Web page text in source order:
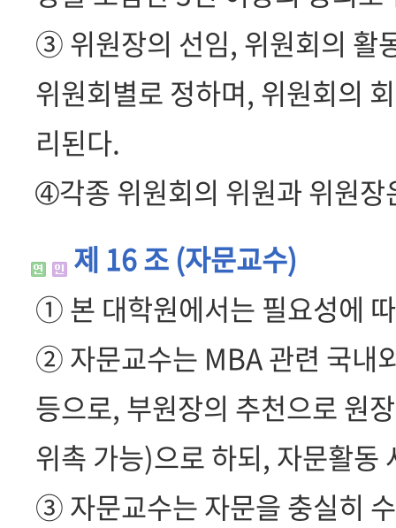
③ 위원장의 선임, 위원회의 활
위원회별로 정하며, 위원회의
리된다.
➃각종 위원회의 위원과 위원장
제 16 조 (자문교수)
① 본 대학원에서는 필요성에
② 자문교수는 MBA 관련 국내
등으로, 부원장의 추천으로 원
위촉 가능)으로 하되, 자문활동
③ 자문교수는 자문을 충실히